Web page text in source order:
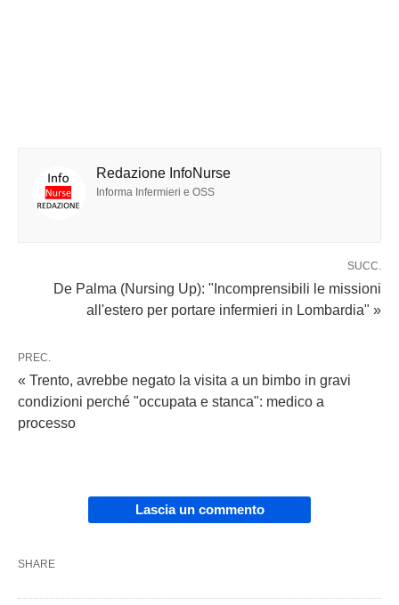
Redazione InfoNurse
Informa Infermieri e OSS
SUCC.
De Palma (Nursing Up): "Incomprensibili le missioni
all'estero per portare infermieri in Lombardia" »
PREC.
« Trento, avrebbe negato la visita a un bimbo in gravi
condizioni perché "occupata e stanca": medico a
processo
Lascia un commento
SHARE